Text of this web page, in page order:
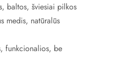
baltos, šviesiai pilkos
medis, natūralūs
funkcionalios, be